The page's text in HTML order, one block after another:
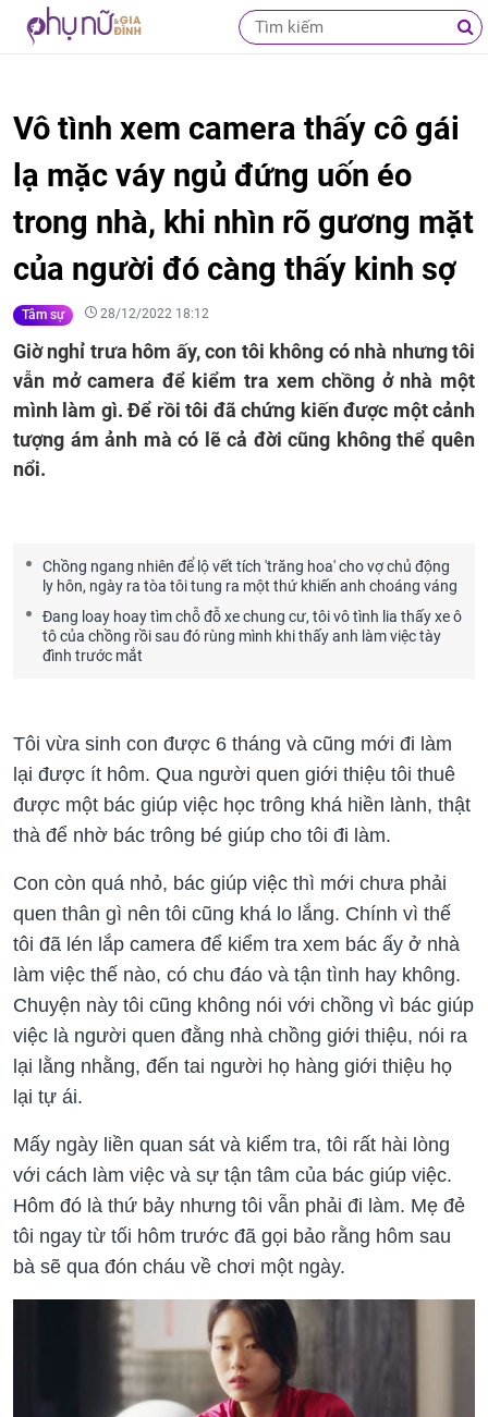
Vô tình xem camera thấy cô gái
lạ mặc váy ngủ đứng uốn éo
trong nhà, khi nhìn rõ gương mặt
của người đó càng thấy kinh sợ
Tâm sự 28/12/2022 18:12
Giờ nghỉ trưa hôm ấy, con tôi không có nhà nhưng tôi
vẫn mở camera để kiểm tra xem chồng ở nhà một
mình làm gì. Để rồi tôi đã chứng kiến được một cảnh
tượng ám ảnh mà có lẽ cả đời cũng không thể quên
nổi.
Chồng ngang nhiên để lộ vết tích 'trăng hoa' cho vợ chủ động
ly hôn, ngày ra tòa tôi tung ra một thứ khiến anh choáng váng
Đang loay hoay tìm chỗ đỗ xe chung cư, tôi vô tình lia thấy xe ô
tô của chồng rồi sau đó rùng mình khi thấy anh làm việc tày
đình trước mắt
Tôi vừa sinh con được 6 tháng và cũng mới đi làm
lại được ít hôm. Qua người quen giới thiệu tôi thuê
được một bác giúp việc học trông khá hiền lành, thật
thà để nhờ bác trông bé giúp cho tôi đi làm.
Con còn quá nhỏ, bác giúp việc thì mới chưa phải
quen thân gì nên tôi cũng khá lo lắng. Chính vì thế
tôi đã lén lắp camera để kiểm tra xem bác ấy ở nhà
làm việc thế nào, có chu đáo và tận tình hay không.
Chuyện này tôi cũng không nói với chồng vì bác giúp
việc là người quen đằng nhà chồng giới thiệu, nói ra
lại lằng nhằng, đến tai người họ hàng giới thiệu họ
lại tự ái.
Mấy ngày liền quan sát và kiểm tra, tôi rất hài lòng
với cách làm việc và sự tận tâm của bác giúp việc.
Hôm đó là thứ bảy nhưng tôi vẫn phải đi làm. Mẹ đẻ
tôi ngay từ tối hôm trước đã gọi bảo rằng hôm sau
bà sẽ qua đón cháu về chơi một ngày.